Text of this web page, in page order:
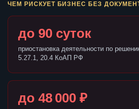
ЧЕМ РИСКУЕТ БИЗНЕС БЕЗ
до 90 суток
приостановка деятельности по
5.27.1, 20.4 КоАП РФ
до 48 000 ₽